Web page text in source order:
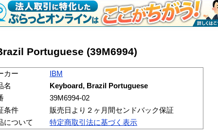
Portuguese (39M6994)
カー
IBM
名
Keyboard, Brazil Portuguese
39M6994-02
条件
販売日より２ヶ月間センドバック保証
について
特定商取引法に基づく表示